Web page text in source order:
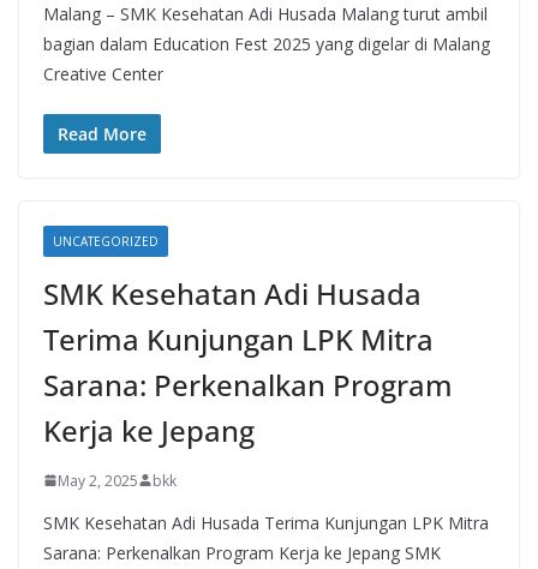
Malang – SMK Kesehatan Adi Husada Malang turut ambil
bagian dalam Education Fest 2025 yang digelar di Malang
Creative Center
Read More
UNCATEGORIZED
SMK Kesehatan Adi Husada
Terima Kunjungan LPK Mitra
Sarana: Perkenalkan Program
Kerja ke Jepang
May 2, 2025 bkk
SMK Kesehatan Adi Husada Terima Kunjungan LPK Mitra
Sarana: Perkenalkan Program Kerja ke Jepang SMK